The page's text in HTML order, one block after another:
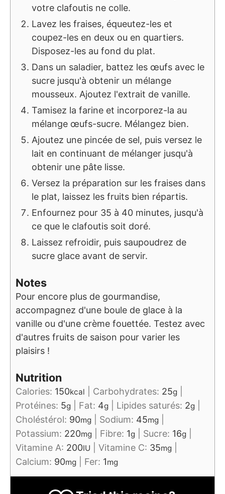
votre clafoutis ne colle.
Lavez les fraises, équeutez-les et
coupez-les en deux ou en quartiers.
Disposez-les au fond du plat.
Dans un saladier, battez les œufs avec le
sucre jusqu'à obtenir un mélange
mousseux. Ajoutez l'extrait de vanille.
Tamisez la farine et incorporez-la au
mélange œufs-sucre. Mélangez bien.
Ajoutez une pincée de sel, puis versez le
lait en continuant de mélanger jusqu'à
obtenir une pâte lisse.
Versez la préparation sur les fraises dans
le plat, laissez les fruits bien répartis.
Enfournez pour 35 à 40 minutes, jusqu'à
ce que le clafoutis soit doré.
Laissez refroidir, puis saupoudrez de
sucre glace avant de servir.
Notes
Pour encore plus de gourmandise,
accompagnez d'une boule de glace à la
vanille ou d'une crème fouettée. Testez avec
d'autres fruits de saison pour varier les
plaisirs !
Nutrition
Calories: 150kcal Carbohydrates: 25g
Protéines: 5g Fat: 4g Lipides saturés: 2g
Choléstérol: 90mg Sodium: 45mg
Potassium: 220mg Fibre: 1g Sucre: 16g
Vitamine A: 200IU Vitamine C: 35mg
Calcium: 90mg Fer: 1mg